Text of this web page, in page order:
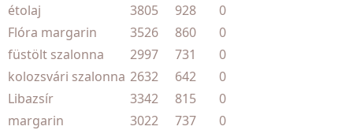
étolaj
3805 928
0
Flóra margarin
3526 860
0
füstölt szalonna
2997 731
0
kolozsvári szalonna 2632 642
0
Libazsír
3342 815
0
margarin
3022 737
0